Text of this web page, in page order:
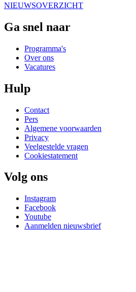
NIEUWSOVERZICHT
Ga snel naar
Programma's
Over ons
Vacatures
Hulp
Contact
Pers
Algemene voorwaarden
Privacy
Veelgestelde vragen
Cookiestatement
Volg ons
Instagram
Facebook
Youtube
Aanmelden nieuwsbrief